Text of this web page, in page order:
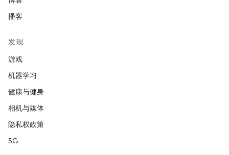
播客
发现
游戏
机器学习
健康与健身
相机与媒体
隐私权政策
5G